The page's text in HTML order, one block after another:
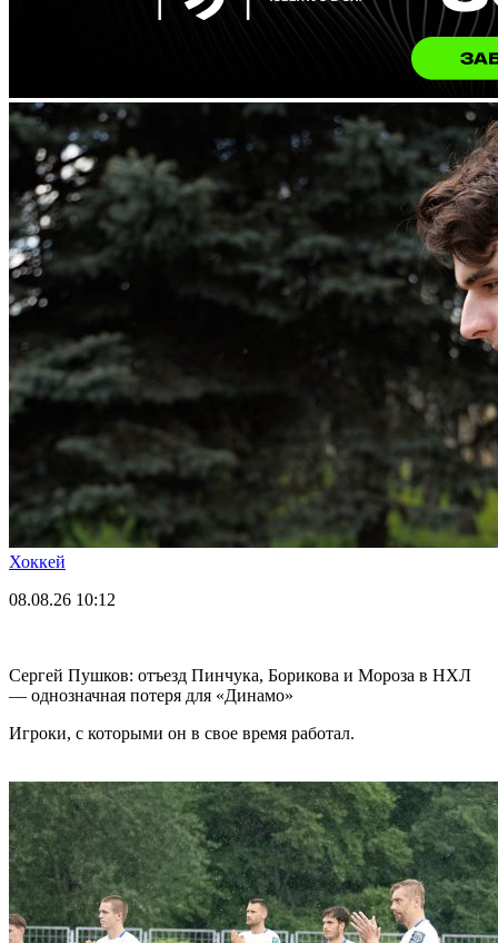
Хоккей
08.08.26 10:12
Сергей Пушков: отъезд Пинчука, Борикова и Мороза в НХЛ
— однозначная потеря для «Динамо»
Игроки, с которыми он в свое время работал.